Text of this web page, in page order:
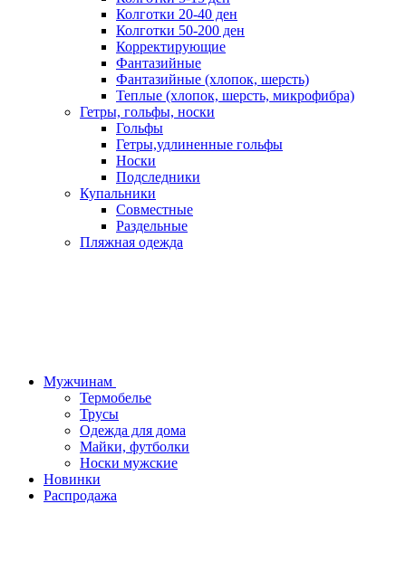
Колготки 20-40 ден
Колготки 50-200 ден
Корректирующие
Фантазийные
Фантазийные (хлопок, шерсть)
Теплые (хлопок, шерсть, микрофибра)
Гетры, гольфы, носки
Гольфы
Гетры,удлиненные гольфы
Носки
Подследники
Купальники
Совместные
Раздельные
Пляжная одежда
Мужчинам
Термобелье
Трусы
Одежда для дома
Майки, футболки
Носки мужские
Новинки
Распродажа